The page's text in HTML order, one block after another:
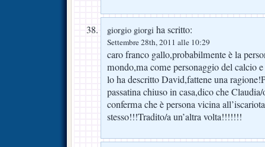
giorgio giorgi ha scritto:
Settembre 28th, 2011 alle 10:29
caro franco gallo,probabilmente è la
mondo,ma come personaggio del calcio
lo ha descritto David,fattene una
passatina chiuso in casa,dico che
conferma che è persona vicina
stesso!!!Tradito/a un’altra volta!!!!!!!